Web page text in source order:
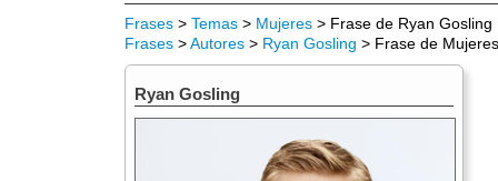
Frases > Temas > Mujeres > Frase de Ryan Gosling
Frases >Autores > Ryan Gosling > Frase de Mujeres
Ryan Gosling